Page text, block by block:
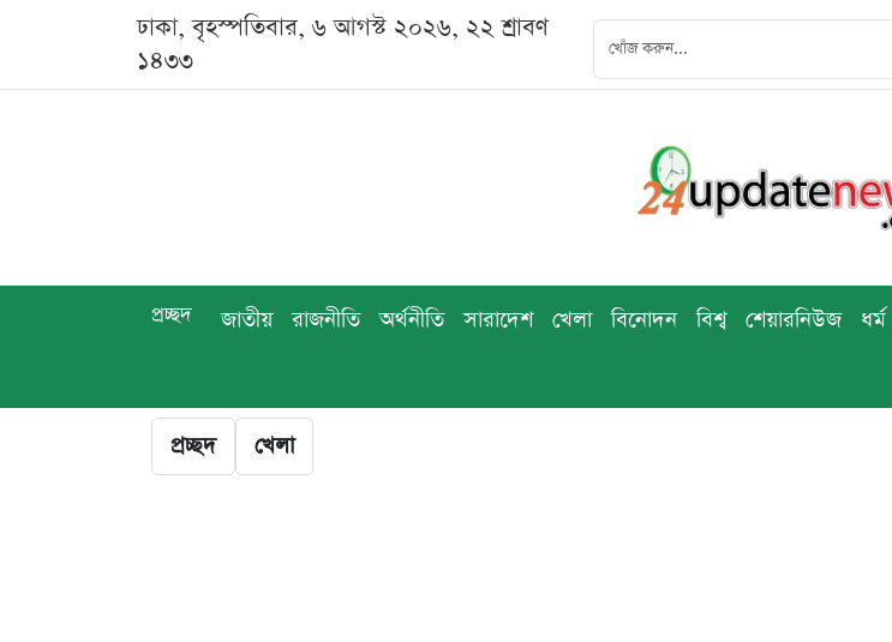
ঢাকা, বৃহস্পতিবার, ৬ আগস্ট ২০২৬, ২২ শ্রাবণ
১৪৩৩
প্রচ্ছদ জাতীয় রাজনীতি অর্থনীতি সারাদেশ খেলা বিনোদন বিশ্ব শেয়ারনিউজ ধর্ম
প্রচ্ছদ খেলা